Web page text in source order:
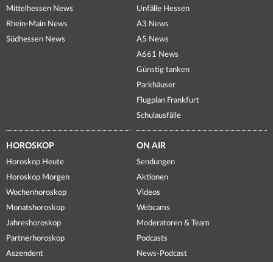
Mittelhessen News
Rhein-Main News
Südhessen News
Unfälle Hessen
A3 News
A5 News
A661 News
Günstig tanken
Parkhäuser
Flugplan Frankfurt
Schulausfälle
HOROSKOP
Horoskop Heute
Horoskop Morgen
Wochenhoroskop
Monatshoroskop
Jahreshoroskop
Partnerhoroskop
Aszendent
ON AIR
Sendungen
Aktionen
Videos
Webcams
Moderatoren & Team
Podcasts
News-Podcast